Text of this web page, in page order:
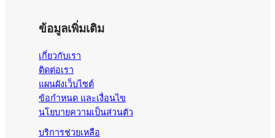
ข้อมูลเพิ่มเติม
เกี่ยวกับเรา
ติดต่อเรา
แผนผังเว็บไซต์
ข้อกำหนด และเงื่อนไข
นโยบายความเป็นส่วนตัว
บริการช่วยเหลือ